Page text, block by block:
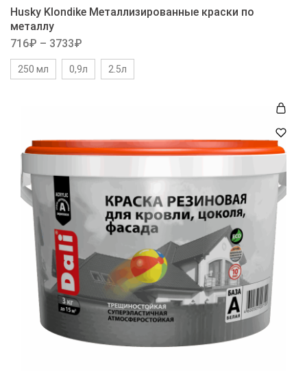
Husky Klondike Металлизированные краски по
металлу
716₽ – 3733₽
250 мл 0,9л 2.5л